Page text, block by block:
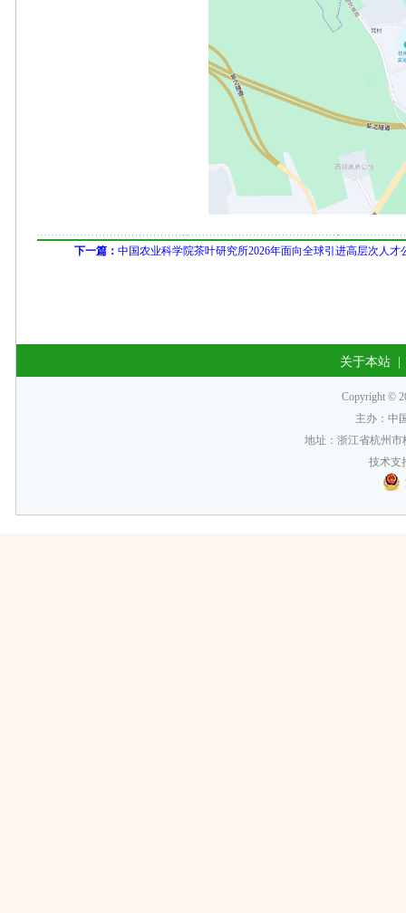
下一篇： 中国农业科学院茶叶研究所2026年面向全球引进高层次人才
关于本站
Copyright ©
主办：中
地址：浙江省杭州
技术支